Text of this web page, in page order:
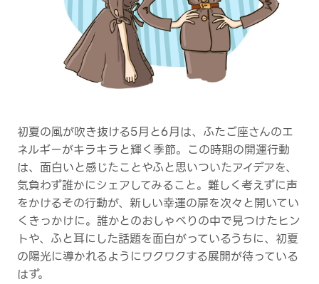
初夏の風が吹き抜ける5月と6月は、ふたご座さんのエ
ネルギーがキラキラと輝く季節。この時期の開運行動
は、面白いと感じたことやふと思いついたアイデアを、
気負わず誰かにシェアしてみること。難しく考えずに声
をかけるその行動が、新しい幸運の扉を次々と開いてい
くきっかけに。誰かとのおしゃべりの中で見つけたヒン
トや、ふと耳にした話題を面白がっているうちに、初夏
の陽光に導かれるようにワクワクする展開が待っている
はず。